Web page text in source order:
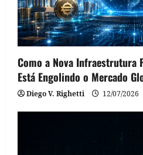
Como a Nova Infraestrutura
Está Engolindo o Mercado
Diego V. Righetti 12/07/2026